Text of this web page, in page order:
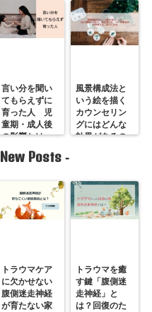
言い分を聞い
てもらえずに
育った人 児
童期・成人後
の影響とは
風景構成法と
いう絵を描く
カウンセリン
グにはどんな
効果があるの
New Posts -
トラウマケア
に欠かせない
腹側迷走神経
が育たない家
トラウマを癒
す鍵「腹側迷
走神経」と
は？回復のた